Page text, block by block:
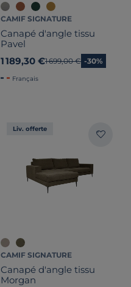
CAMIF SIGNATURE
Canapé d'angle tissu
Pavel
1 189,30 €Ancien prix
1 699,00 € -30%
Français
Liv. offerte
CAMIF SIGNATURE
Canapé d'angle tissu
Morgan